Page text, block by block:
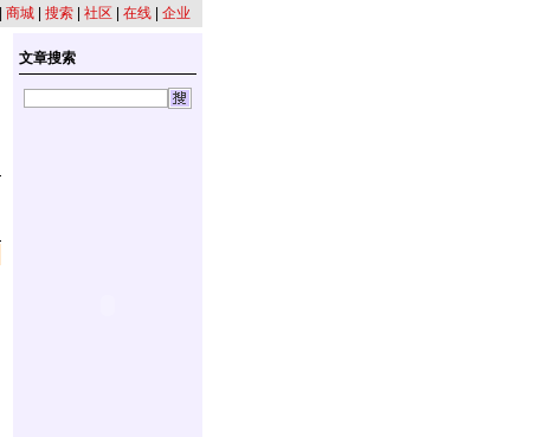
商城 搜索 社区 在线 企业
文章搜索